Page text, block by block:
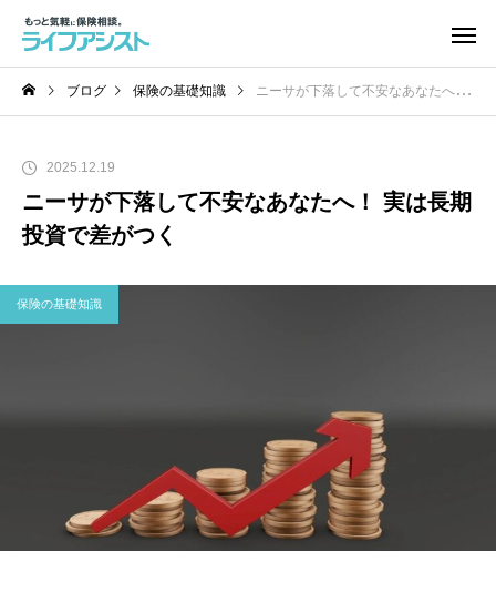
ブログ 保険の基礎知識 ニーサが下落して不安なあなたへ！ 実は長期投資で差がつく
2025.12.19
ニーサが下落して不安なあなたへ！ 実は長期
投資で差がつく
保険の基礎知識